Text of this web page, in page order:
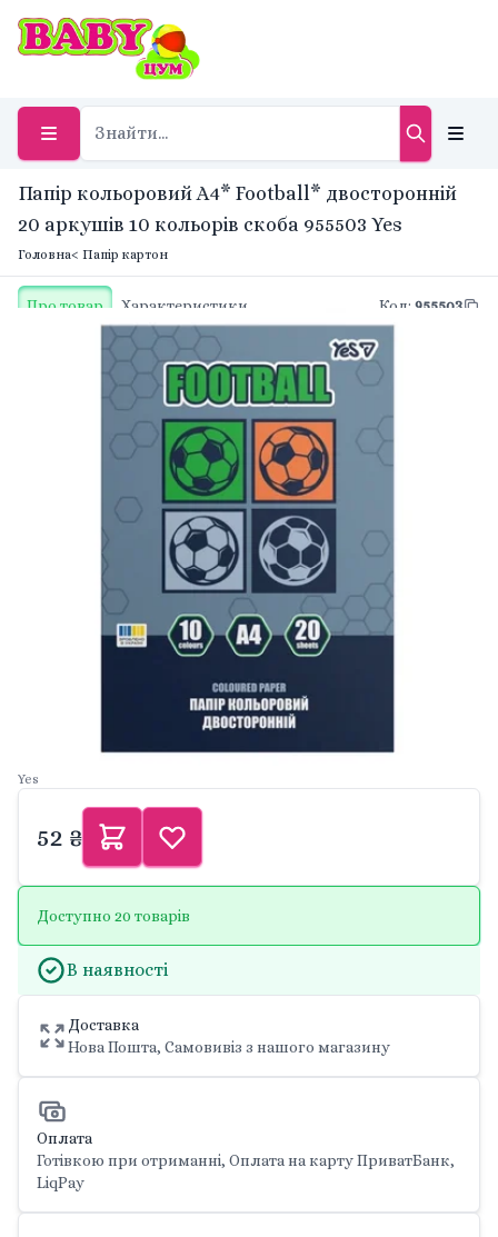
Папір кольоровий А4* Football* двосторонній
20 аркушів 10 кольорів скоба 955503 Yes
Головна< Папір картон
Про товар Характеристики Код: 955503
Yes
52 ₴
Доступно 20 товарів
В наявності
Доставка
Нова Пошта, Самовивіз з нашого магазину
Оплата
Готівкою при отриманні, Оплата на карту ПриватБанк,
LiqPay